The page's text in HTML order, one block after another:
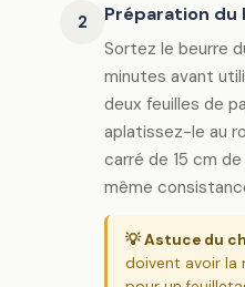
2 Préparation du
Sortez le beurre
minutes avant
deux feuilles de
aplatissez-le au
carré de 15 cm
même
💡 Astuce du
doivent avoir la